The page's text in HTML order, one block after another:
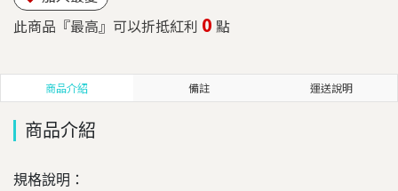
此商品『最高』可以折抵紅利 0 點
商品介紹 備註 運送說明
商品介紹
規格說明：